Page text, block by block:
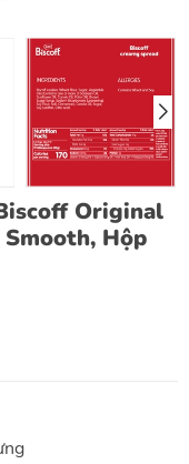
Original
Hộp